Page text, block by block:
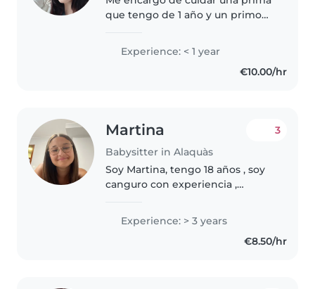
que tengo de 1 año y un primo
que eran bebés. Me identifico
mucho con niños, de echo
queria ser profesora de infantil..
Experience: < 1 year
€10.00/hr
Martina
Babysitter in Alaquàs
3
Soy Martina, tengo 18 años , soy
canguro con experiencia ,
dedicación a lo que hago. Tengo
hecho practicas en guarderías
Experience: > 3 years
€8.50/hr